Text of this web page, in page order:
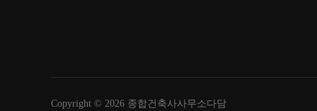
Copyright © 2026 종합건축사사무소다담